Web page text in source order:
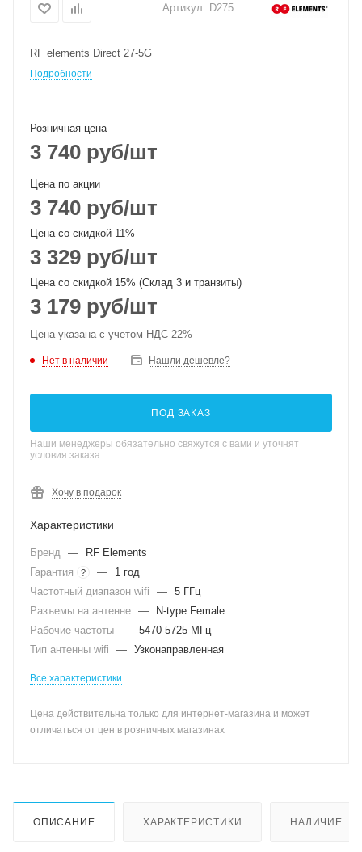
Артикул: D275
RF elements Direct 27-5G
Подробности
Розничная цена
3 740 руб/шт
Цена по акции
3 740 руб/шт
Цена со скидкой 11%
3 329 руб/шт
Цена со скидкой 15% (Склад 3 и транзиты)
3 179 руб/шт
Цена указана с учетом НДС 22%
Нет в наличии Нашли дешевле?
ПОД ЗАКАЗ
Наши менеджеры обязательно свяжутся с вами и уточнят
условия заказа
Хочу в подарок
Характеристики
Бренд —
RF Elements
Гарантия
? —
1 год
Частотный диапазон wifi
— 5 ГГц
Разъемы на антенне —
N-type Female
Рабочие частоты — 5470-5725 МГц
Тип антенны wifi
— Узконаправленная
Все характеристики
Цена действительна только для интернет-магазина и может
отличаться от цен в розничных магазинах
ОПИСАНИЕ ХАРАКТЕРИСТИКИ НАЛИЧИЕ